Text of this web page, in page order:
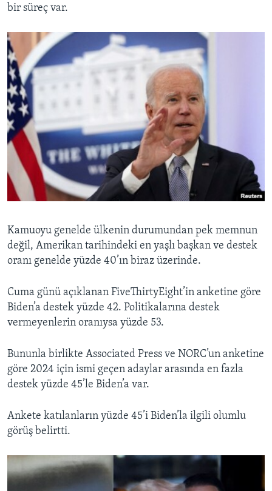
bir süreç var.
Kamuoyu genelde ülkenin durumundan pek memnun
değil, Amerikan tarihindeki en yaşlı başkan ve destek
oranı genelde yüzde 40’ın biraz üzerinde.
Cuma günü açıklanan FiveThirtyEight’in anketine göre
Biden’a destek yüzde 42. Politikalarına destek
vermeyenlerin oranıysa yüzde 53.
Bununla birlikte Associated Press ve NORC’un anketine
göre 2024 için ismi geçen adaylar arasında en fazla
destek yüzde 45’le Biden’a var.
Ankete katılanların yüzde 45’i Biden’la ilgili olumlu
görüş belirtti.